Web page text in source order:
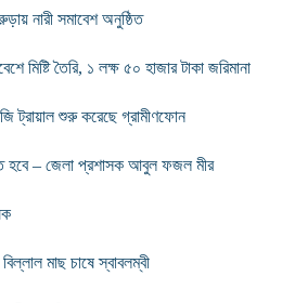
নারী সমাবেশ অনুষ্ঠিত
মিষ্টি তৈরি, ১ লক্ষ ৫০ হাজার টাকা জরিমানা
ট্রায়াল শুরু করেছে গ্রামীণফোন
হবে – জেলা প্রশাসক আবুল ফজল মীর
মাছ চাষে স্বাবলম্বী